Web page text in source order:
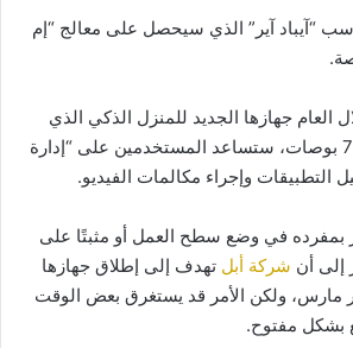
“آيباد آير” الذي سيحصل على معالج “إم
جهازها الجديد للمنزل الذكي الذي
سيزود بشاشة بقياس 7 بوصات، ستساعد المستخدمين على “إدارة
التطبيقات وإجراء مكالمات الفيديو.
بمفرده في وضع سطح العمل أو مثبتًا على
إلى أن شركة أبل تهدف إلى إطلاق جهازها
مارس، ولكن الأمر قد يستغرق بعض الوقت
بشكل مفتوح.